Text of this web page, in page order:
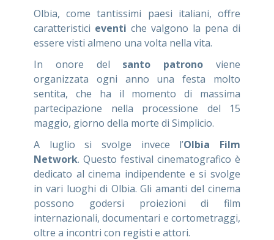
Olbia, come tantissimi paesi italiani, offre
caratteristici eventi che valgono la pena di
essere visti almeno una volta nella vita.
In onore del santo patrono viene
organizzata ogni anno una festa molto
sentita, che ha il momento di massima
partecipazione nella processione del 15
maggio, giorno della morte di Simplicio.
A luglio si svolge invece l’Olbia Film
Network. Questo festival cinematografico è
dedicato al cinema indipendente e si svolge
in vari luoghi di Olbia. Gli amanti del cinema
possono godersi proiezioni di film
internazionali, documentari e cortometraggi,
oltre a incontri con registi e attori.